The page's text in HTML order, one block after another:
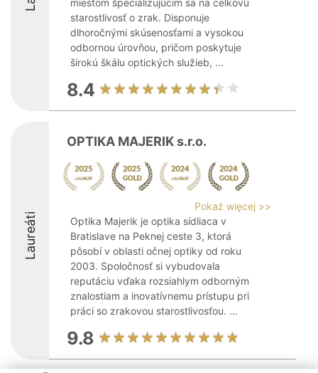
miestom špecializujúcim sa na celkovú
starostlivosť o zrak. Disponuje
dlhoročnými skúsenosťami a vysokou
odbornou úrovňou, pričom poskytuje
širokú škálu optických služieb, ...
8.4
Laureáti
OPTIKA MAJERIK s.r.o.
Pokaż więcej >>
Optika Majerik je optika sídliaca v
Bratislave na Peknej ceste 3, ktorá
pôsobí v oblasti očnej optiky od roku
2003. Spoločnosť si vybudovala
reputáciu vďaka rozsiahlym odborným
znalostiam a inovatívnemu prístupu pri
práci so zrakovou starostlivosťou. ...
9.8